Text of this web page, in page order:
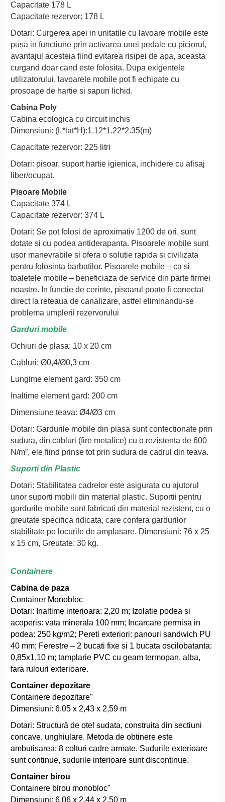
Capacitate 178 L
Capacitate rezervor: 178 L
Dotari: Curgerea apei in unitatile cu lavoare mobile este
pusa in functiune prin activarea unei pedale cu piciorul,
avantajul acesteia fiind evitarea risipei de apa, aceasta
curgand doar cand este folosita. Dupa exigentele
utilizatorului, lavoarele mobile pot fi echipate cu
prosoape de hartie si sapun lichid.
Cabina Poly
Cabina ecologica cu circuit inchis
Dimensiuni: (L*lat*H):1.12*1.22*2.35(m)
Capacitate rezervor: 225 litri
Dotari: pisoar, suport hartie igienica, inchidere cu afisaj
liber/ocupat.
Pisoare Mobile
Capacitate 374 L
Capacitate rezervor: 374 L
Dotari: Se pot folosi de aproximativ 1200 de ori, sunt
dotate si cu podea antiderapanta. Pisoarele mobile sunt
usor manevrabile si ofera o solutie rapida si civilizata
pentru folosinta barbatilor. Pisoarele mobile – ca si
toaletele mobile – beneficiaza de service din parte firmei
noastre. In functie de cerinte, pisoarul poate fi conectat
direct la reteaua de canalizare, astfel eliminandu-se
problema umplerii rezervorului
Garduri mobile
Ochiuri de plasa: 10 x 20 cm
Cabluri: Ø0,4/Ø0,3 cm
Lungime element gard: 350 cm
Inaltime element gard: 200 cm
Dimensiune teava: Ø4/Ø3 cm
Dotari: Gardurile mobile din plasa sunt confectionate prin
sudura, din cabluri (fire metalice) cu o rezistenta de 600
N/m², ele fiind prinse tot prin sudura de cadrul din teava.
Suporti din Plastic
Dotari: Stabilitatea cadrelor este asigurata cu ajutorul
unor suporti mobili din material plastic. Suportii pentru
gardurile mobile sunt fabricati din material rezistent, cu o
greutate specifica ridicata, care confera gardurilor
stabilitate pe locurile de amplasare. Dimensiuni: 76 x 25
x 15 cm, Greutate: 30 kg.
Containere
Cabina de paza
Container Monobloc
Dotari: Inaltime interioara: 2,20 m; Izolatie podea si
acoperis: vata minerala 100 mm; Incarcare permisa in
podea: 250 kg/m2; Pereti exteriori: panouri sandwich PU
40 mm; Ferestre – 2 bucati fixe si 1 bucata oscilobatanta:
0,85x1,10 m; tamplarie PVC cu geam termopan, alba,
fara rulouri exterioare.
Container depozitare
Containere depozitare"
Dimensiuni: 6,05 x 2,43 x 2,59 m
Dotari: Structură de otel sudata, construita din sectiuni
concave, unghiulare. Metoda de obtinere este
ambutisarea; 8 colturi cadre armate. Sudurile exterioare
sunt continue, sudurile interioare sunt discontinue.
Container birou
Containere birou monobloc"
Dimensiuni: 6,06 x 2,44 x 2,50 m